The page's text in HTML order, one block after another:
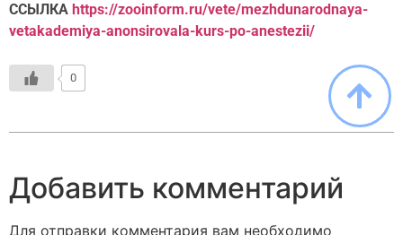
ССЫЛКА https://zooinform.ru/vete/mezhdunarodnaya-
vetakademiya-anonsirovala-kurs-po-anestezii/
0
Добавить комментарий
Для отправки комментария вам необходимо